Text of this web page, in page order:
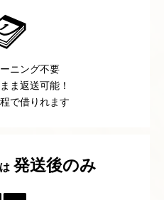
ニング不要
ま返送可能！
で借りれます
発送後のみ